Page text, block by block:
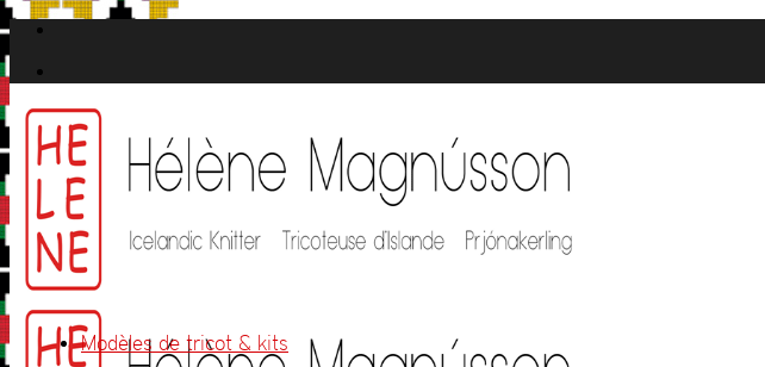
Passer
au
contenu
Modèles de tricot & kits